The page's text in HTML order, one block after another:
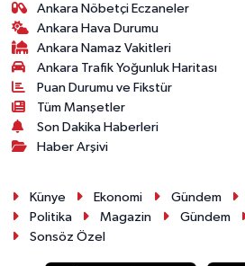
Ankara Nöbetçi Eczaneler
Ankara Hava Durumu
Ankara Namaz Vakitleri
Ankara Trafik Yoğunluk Haritası
Puan Durumu ve Fikstür
Tüm Manşetler
Son Dakika Haberleri
Haber Arşivi
Künye Ekonomi Gündem
Politika
Magazin Gündem
Sonsöz Özel